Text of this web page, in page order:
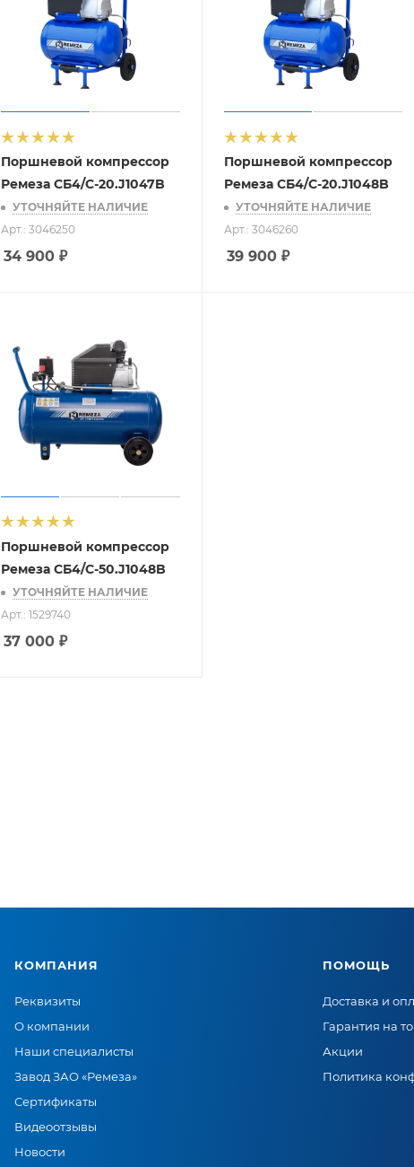
Поршневой компрессор
Ремеза СБ4/С-20.J1047B
УТОЧНЯЙТЕ НАЛИЧИЕ
Арт.: 3046250
34 900 ₽
Поршневой компрессор
Ремеза СБ4/С-20.J1048B
УТОЧНЯЙТЕ НАЛИЧИЕ
Арт.: 3046260
39 900₽
Поршневой компрессор
Ремеза СБ4/С-50.J1048B
УТОЧНЯЙТЕ НАЛИЧИЕ
Арт.: 1529740
37 000 ₽
КОМПАНИЯ
Реквизиты
О компании
Наши специалисты
Завод ЗАО «Ремеза»
Сертификаты
Видеоотзывы
Новости
ПОМОЩЬ
Доставка и
Гарантия на
Акции
Политика